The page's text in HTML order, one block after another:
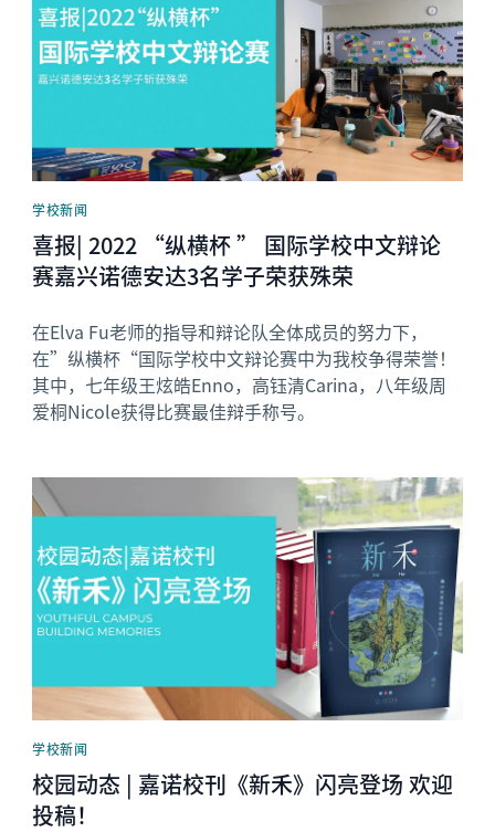
学校新闻
喜报| 2022 “纵横杯 ” 国际学校中文辩论
赛嘉兴诺德安达3名学子荣获殊荣
在Elva Fu老师的指导和辩论队全体成员的努力下，
在”纵横杯“国际学校中文辩论赛中为我校争得荣誉！
其中，七年级王炫皓Enno，高钰清Carina，八年级周
爱桐Nicole获得比赛最佳辩手称号。
News image
学校新闻
校园动态 | 嘉诺校刊《新禾》闪亮登场 欢迎
投稿！